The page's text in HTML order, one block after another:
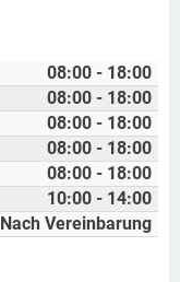
08:00 - 18:00
08:00 - 18:00
08:00 - 18:00
08:00 - 18:00
08:00 - 18:00
10:00 - 14:00
Nach Vereinbarung